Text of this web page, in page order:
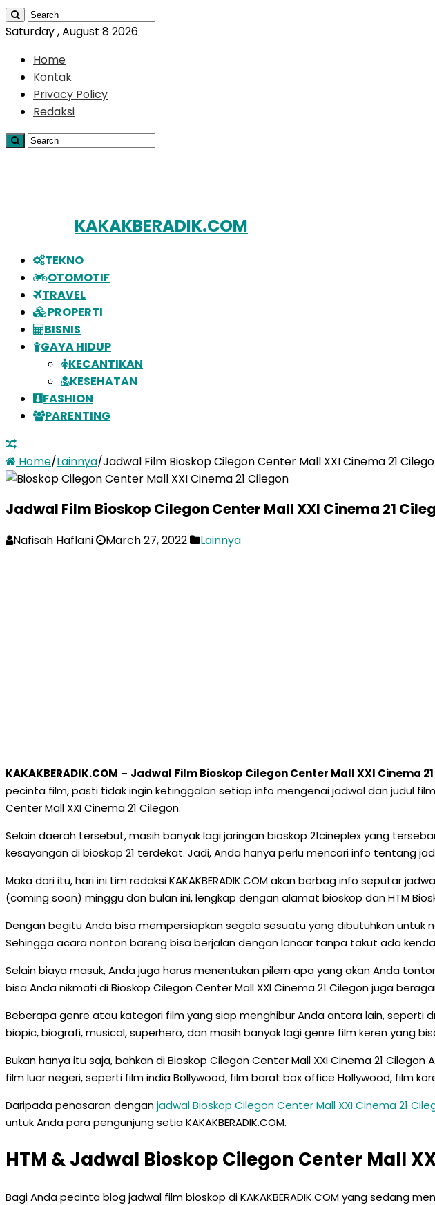
Saturday , August 8 2026
Home
Kontak
Privacy Policy
Redaksi
KAKAKBERADIK.COM
TEKNO
OTOMOTIF
TRAVEL
PROPERTI
BISNIS
GAYA HIDUP
KECANTIKAN
KESEHATAN
FASHION
PARENTING
Home/Lainnya/Jadwal Film Bioskop Cilegon Center Mall XXI Cinema 21
Jadwal Film Bioskop Cilegon Center Mall XXI Cinema 21
Nafisah Haflani March 27, 2022 Lainnya
KAKAKBERADIK.COM – Jadwal Film Bioskop Cilegon Center Mall XXI Cinema
pecinta film, pasti tidak ingin ketinggalan setiap info mengenai jadwal dan judul
Center Mall XXI Cinema 21 Cilegon.
Selain daerah tersebut, masih banyak lagi jaringan bioskop 21cineplex yang
kesayangan di bioskop 21 terdekat. Jadi, Anda hanya perlu mencari info tentang
Maka dari itu, hari ini tim redaksi KAKAKBERADIK.COM akan berbag info seputar
(coming soon) minggu dan bulan ini, lengkap dengan alamat bioskop dan HTM
Dengan begitu Anda bisa mempersiapkan segala sesuatu yang dibutuhkan
Sehingga acara nonton bareng bisa berjalan dengan lancar tanpa takut ada
Selain biaya masuk, Anda juga harus menentukan pilem apa yang akan Anda
bisa Anda nikmati di Bioskop Cilegon Center Mall XXI Cinema 21 Cilegon juga
Beberapa genre atau kategori film yang siap menghibur Anda antara lain, seperti
biopic, biografi, musical, superhero, dan masih banyak lagi genre film keren yang
Bukan hanya itu saja, bahkan di Bioskop Cilegon Center Mall XXI Cinema 21
film luar negeri, seperti film india Bollywood, film barat box office Hollywood, film
Daripada penasaran denganjadwal Bioskop Cilegon Center Mall XXI Cinema 21
untuk Anda para pengunjung setia KAKAKBERADIK.COM.
HTM & Jadwal Bioskop Cilegon Center Mall
Bagi Anda pecinta blog jadwal film bioskop di KAKAKBERADIK.COM yang sedang